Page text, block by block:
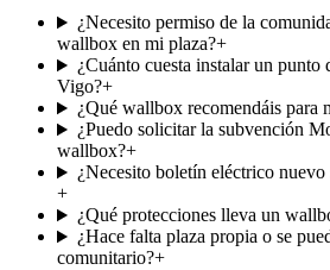
¿Necesito permiso de la
wallbox en mi plaza?+
¿Cuánto cuesta instalar un punto
Vigo?+
¿Qué wallbox recomendáis para
¿Puedo solicitar la subvención
wallbox?+
¿Necesito boletín eléctrico
+
¿Qué protecciones lleva un
¿Hace falta plaza propia o se
comunitario?+